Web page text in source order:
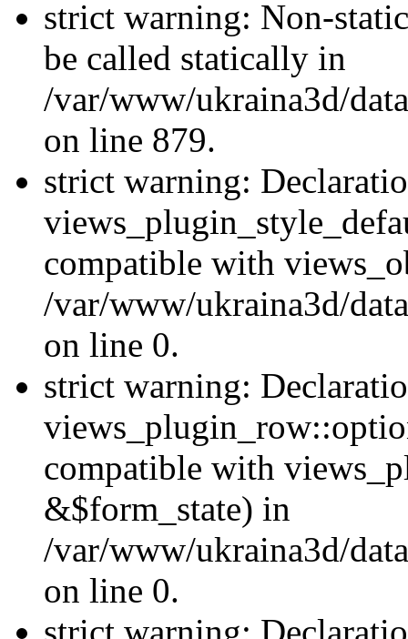
strict warning: Non-
be called statically in
/var/www/ukraina3d/
on line 879.
strict warning:
compatible with
/var/www/ukraina3d/
on line 0.
strict warning:
compatible with
&$form_state) in
/var/www/ukraina3d/
on line 0.